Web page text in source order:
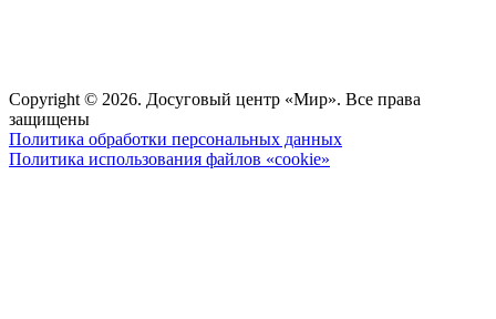
Copyright © 2026. Досуговый центр «Мир». Все права
защищены
Политика обработки персональных данных
Политика использования файлов «cookie»